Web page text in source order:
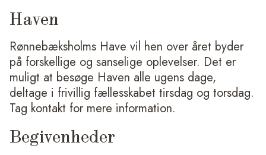
Haven
Rønnebæksholms Have vil hen over året byder
på forskellige og sanselige oplevelser. Det er
muligt at besøge Haven alle ugens dage,
deltage i frivillig fællesskabet tirsdag og torsdag.
Tag kontakt for mere information.
Begivenheder